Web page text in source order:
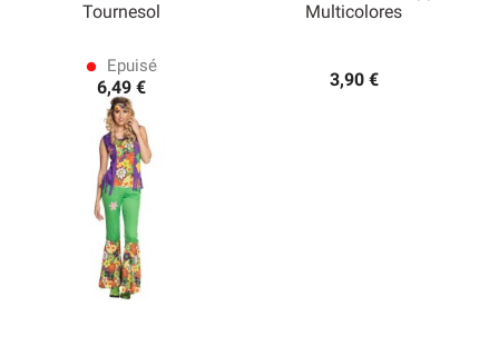
Tournesol
lens Epuisé
6,49 €
Multicolores
3,90 €